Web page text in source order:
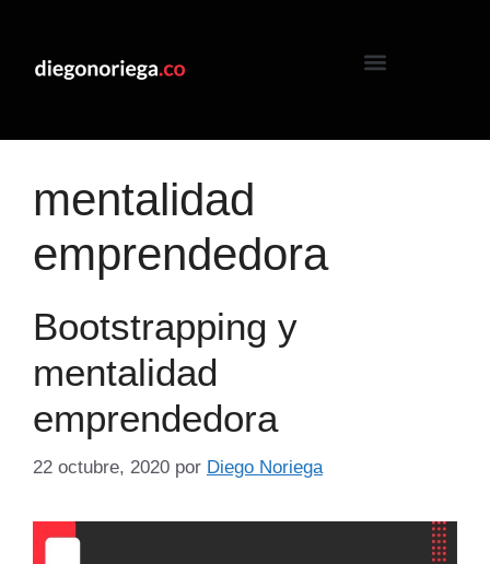
mentalidad
emprendedora
Bootstrapping y
mentalidad
emprendedora
22 octubre, 2020 por Diego Noriega